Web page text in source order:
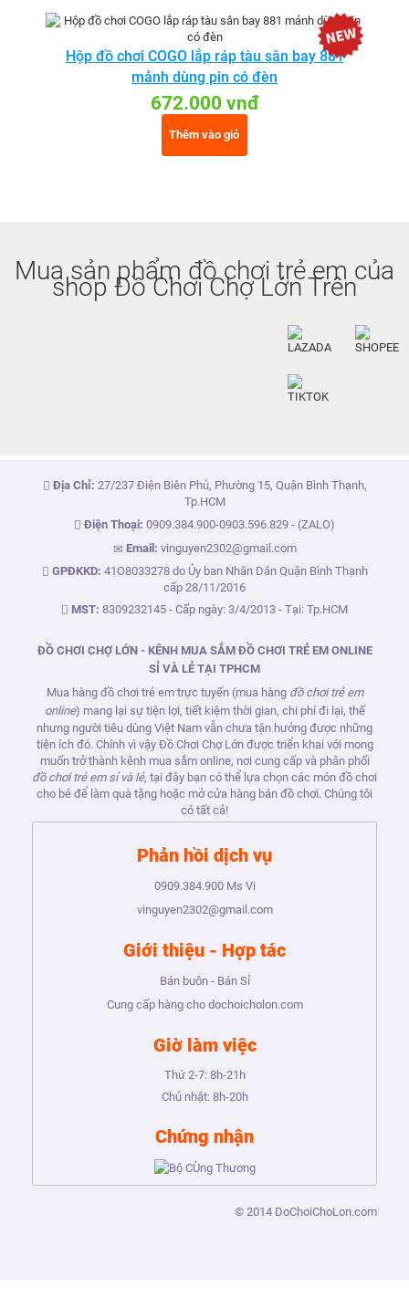
Hộp đồ chơi COGO lắp ráp tàu sân bay 881
mảnh dùng pin có đèn
672.000 vnđ
Thêm vào giỏ
Mua sản phẩm đồ chơi trẻ em của
shop Đồ Chơi Chợ Lớn Trên
Địa Chỉ: 27/237 Điện Biên Phủ, Phường 15, Quận Bình Thạnh,
Tp.HCM
Điện Thoại: 0909.384.900-0903.596.829 - (ZALO)
Email: vinguyen2302@gmail.com
GPĐKKD: 41O8033278 do Ủy ban Nhân Dân Quận Bình Thạnh
cấp 28/11/2016
MST: 8309232145 - Cấp ngày: 3/4/2013 - Tại: Tp.HCM
ĐỒ CHƠI CHỢ LỚN - KÊNH MUA SẮM ĐỒ CHƠI TRẺ EM ONLINE
SỈ VÀ LẺ TẠI TPHCM
Mua hàng đồ chơi trẻ em trực tuyến (mua hàng đồ chơi trẻ em
online) mang lại sự tiện lợi, tiết kiệm thời gian, chi phí đi lại, thế
nhưng người tiêu dùng Việt Nam vẫn chưa tận hưởng được những
tiện ích đó. Chính vì vậy Đồ Chơi Chợ Lớn được triển khai với mong
muốn trở thành kênh mua sắm online, nơi cung cấp và phân phối
đồ chơi trẻ em sỉ và lẻ, tại đây bạn có thể lựa chọn các món đồ chơi
cho bé để làm quà tặng hoặc mở cửa hàng bán đồ chơi. Chúng tôi
có tất cả!
Phản hồi dịch vụ
0909.384.900Ms Vi
vinguyen2302@gmail.com
Giới thiệu - Hợp tác
Bán buôn - Bán Sỉ
Cung cấp hàng cho dochoicholon.com
Giờ làm việc
Thứ 2-7:8h-21h
Chủ nhật:8h-20h
Chứng nhận
© 2014 DoChoiChoLon.com